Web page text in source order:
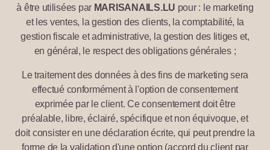
à être utilisées par MARISANAILS.LU pour : le marketing
et les ventes, la gestion des clients, la comptabilité, la
gestion fiscale et administrative, la gestion des litiges et,
en général, le respect des obligations générales ;
Le traitement des données à des fins de marketing sera
effectué conformément à l'option de consentement
exprimée par le client. Ce consentement doit être
préalable, libre, éclairé, spécifique et non équivoque, et
doit consister en une déclaration écrite, qui peut prendre la
forme de la validation d'une option (accord du client par